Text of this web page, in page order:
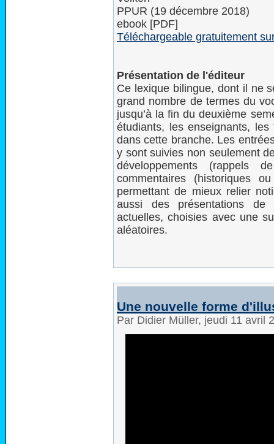
PPUR (19 décembre 2018)
ebook [PDF]
Téléchargeable gratuitement
Présentation de l'éditeur
Ce lexique bilingue, dont il ne
grand nombre de termes du
jusqu’à la fin du deuxième
étudiants, les enseignants,
dans cette branche. Les
y sont suivies non seulement
développements (rappels
commentaires (historiques
permettant de mieux relier
aussi des présentations de
actuelles, choisies avec une
aléatoires.
Une nouvelle forme
Par Didier Müller, jeudi 11 avril